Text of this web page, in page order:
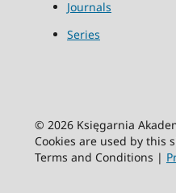
Journals
Series
© 2026 Księgarnia
Cookies are used by this
Terms and Conditions |